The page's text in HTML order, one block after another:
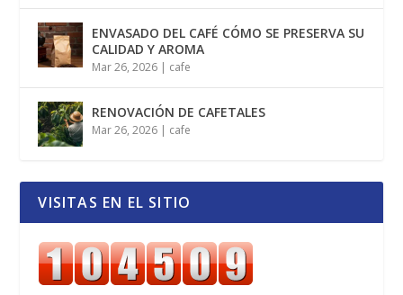
ENVASADO DEL CAFÉ CÓMO SE PRESERVA SU
CALIDAD Y AROMA
Mar 26, 2026 | cafe
RENOVACIÓN DE CAFETALES
Mar 26, 2026 | cafe
VISITAS EN EL SITIO